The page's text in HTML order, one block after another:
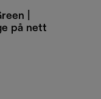
|
på nett